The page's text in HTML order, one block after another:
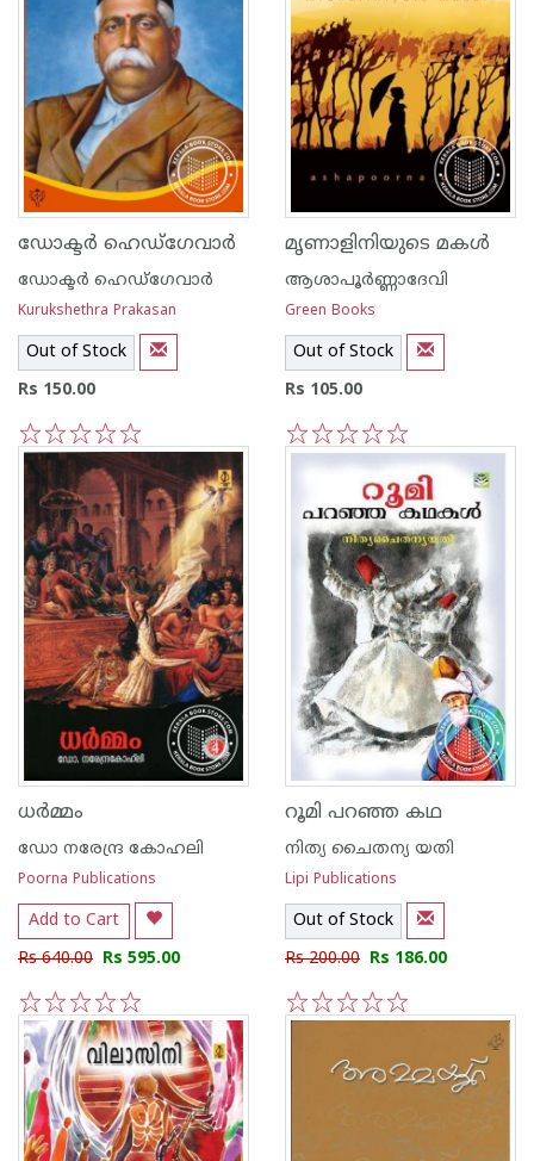
ഡോക്ടര്‍ ഹെഡ്ഗേവാര്‍
ഡോക്ടര്‍ ഹെഡ്ഗേവാര്‍
Kurukshethra Prakasan
Out of Stock
Rs 150.00
5
4
3
2
1
മൃണാളിനി‌യുടെ മകള്‍
ആശാപൂര്‍ണ്ണാദേവി
Green Books
Out of Stock
Rs 105.00
5
4
3
2
1
ധര്‍മ്മം
ഡോ നരേന്ദ്ര കോഹലി
Poorna Publications
Add to Cart
Rs 640.00 Rs 595.00
5
4
3
2
1
റൂമി പറഞ്ഞ കഥ
നിത്യ ചൈതന്യ യതി
Lipi Publications
Out of Stock
Rs 200.00 Rs 186.00
5
4
3
2
1